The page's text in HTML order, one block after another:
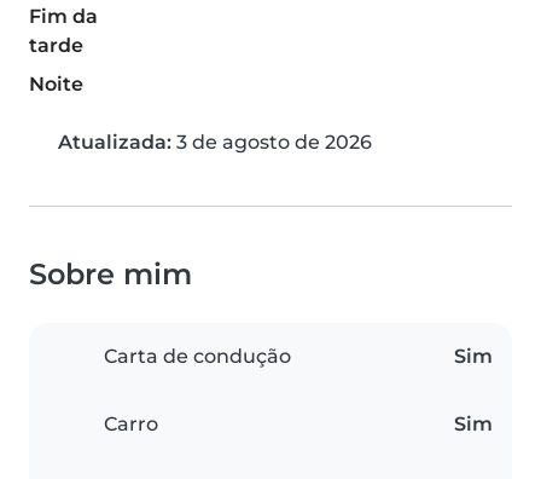
Fim da
tarde
Noite
Atualizada: 3 de agosto de 2026
Sobre mim
Carta de condução Sim
Carro Sim